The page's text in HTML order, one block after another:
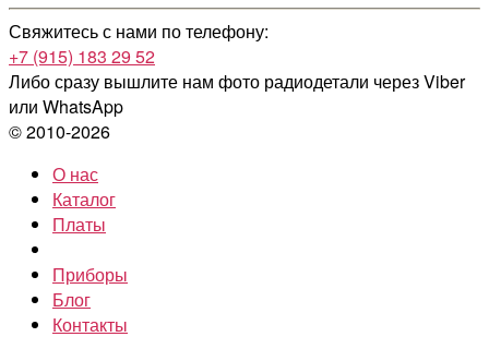
Свяжитесь с нами по телефону:
+7 (915) 183 29 52
Либо сразу вышлите нам фото радиодетали через Viber
или WhatsApp
© 2010-2026
О нас
Каталог
Платы
Приборы
Блог
Контакты